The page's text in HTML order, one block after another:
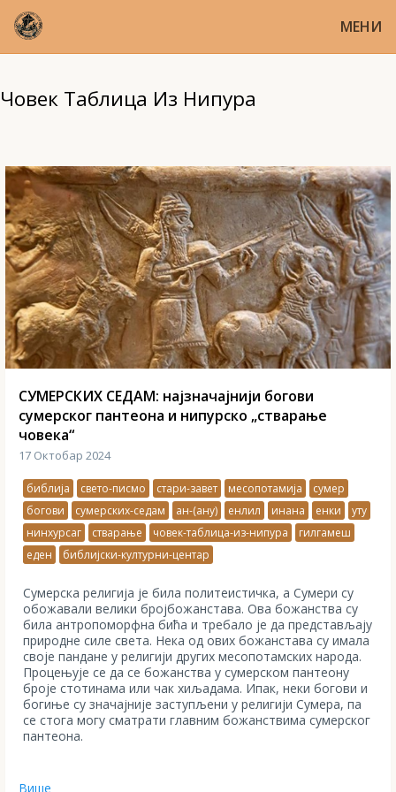
МЕНИ
Човек Таблица Из Нипура
СУМЕРСКИХ СЕДАМ: најзначајнији богови
сумерског пантеона и нипурско „стварање
човека“
17 Октобар 2024
библија свето-писмо стари-завет месопотамија
сумер
богови
сумерских-седам ан-(ану) енлил инана енки
уту
нинхурсаг
стварање човек-таблица-из-нипура
гилгамеш
еден
библијски-културни-центар
Сумерска религија је била политеистичка, а Сумери су
обожавали велики бројбожанстава. Ова божанства су
била антропоморфна бића и требало је да представљају
природне силе света. Нека од ових божанстава су имала
своје пандане у религији других месопотамских народа.
Процењује се да се божанства у сумерском пантеону
броје стотинама или чак хиљадама. Ипак, неки богови и
богиње су значајније заступљени у религији Сумера, па
се стога могу сматрати главним божанствима сумерског
пантеона.
Више